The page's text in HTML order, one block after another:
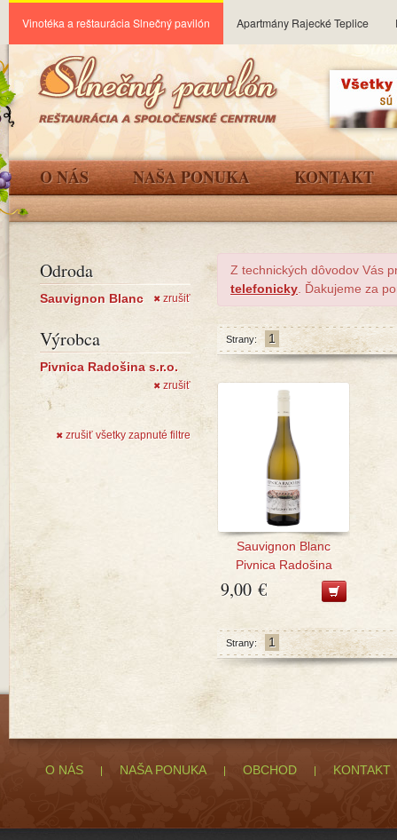
Vinotéka a reštaurácia Slnečný pavilón Apartmány Rajecké Teplice
O NÁS NAŠA PONUKA KONTAKT
Odroda
Sauvignon Blanc ✖ zrušiť
Výrobca
Pivnica Radošina s.r.o.
✖ zrušiť
✖ zrušiť všetky zapnuté filtre
Z technických dôvodov Vás
telefonicky . Ďakujeme za
Strany: 1
Sauvignon Blanc
Pivnica Radošina
9,00 €
Strany: 1
O NÁS NAŠA PONUKA OBCHOD KONTAKT